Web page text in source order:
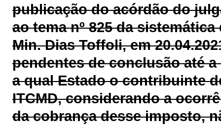
publicação do acórdão do
ao tema nº 825 da
Min. Dias Toffoli, em
pendentes de conclusão até
a qual Estado o contribuinte
ITCMD, considerando a
da cobrança desse imposto,